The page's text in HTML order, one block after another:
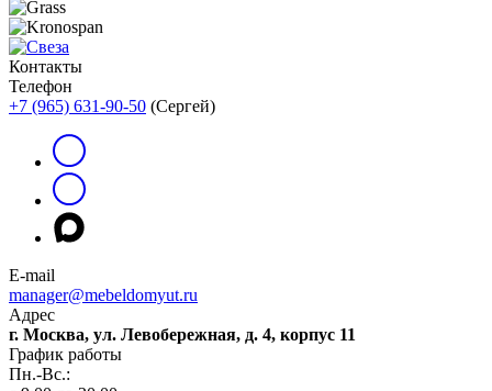
Контакты
Телефон
+7 (965) 631-90-50 (Сергей)
E-mail
manager@mebeldomyut.ru
Адрес
г. Москва, ул. Левобережная, д. 4, корпус 11
График работы
Пн.-Вс.: